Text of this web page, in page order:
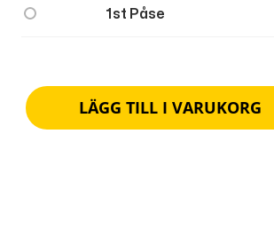
1st Påse
LÄGG TILL I VARUKORG